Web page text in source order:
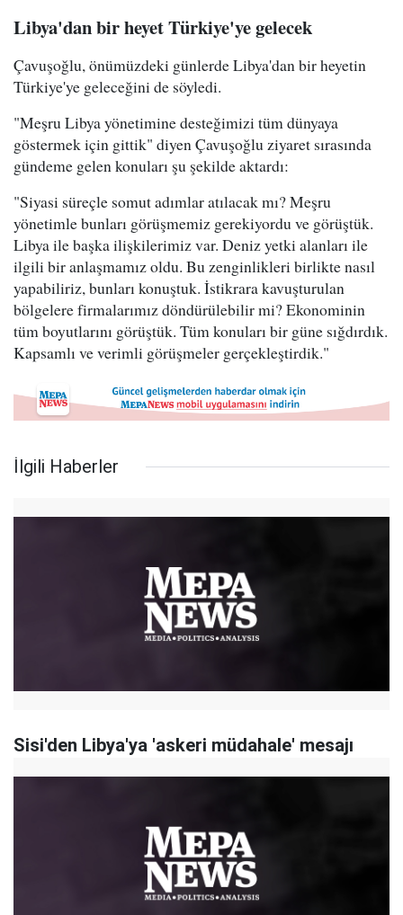
Libya'dan bir heyet Türkiye'ye gelecek
Çavuşoğlu, önümüzdeki günlerde Libya'dan bir heyetin
Türkiye'ye geleceğini de söyledi.
"Meşru Libya yönetimine desteğimizi tüm dünyaya
göstermek için gittik" diyen Çavuşoğlu ziyaret sırasında
gündeme gelen konuları şu şekilde aktardı:
"Siyasi süreçle somut adımlar atılacak mı? Meşru
yönetimle bunları görüşmemiz gerekiyordu ve görüştük.
Libya ile başka ilişkilerimiz var. Deniz yetki alanları ile
ilgili bir anlaşmamız oldu. Bu zenginlikleri birlikte nasıl
yapabiliriz, bunları konuştuk. İstikrara kavuşturulan
bölgelere firmalarımız döndürülebilir mi? Ekonominin
tüm boyutlarını görüştük. Tüm konuları bir güne sığdırdık.
Kapsamlı ve verimli görüşmeler gerçekleştirdik."
İlgili Haberler
Sisi'den Libya'ya 'askeri müdahale' mesajı